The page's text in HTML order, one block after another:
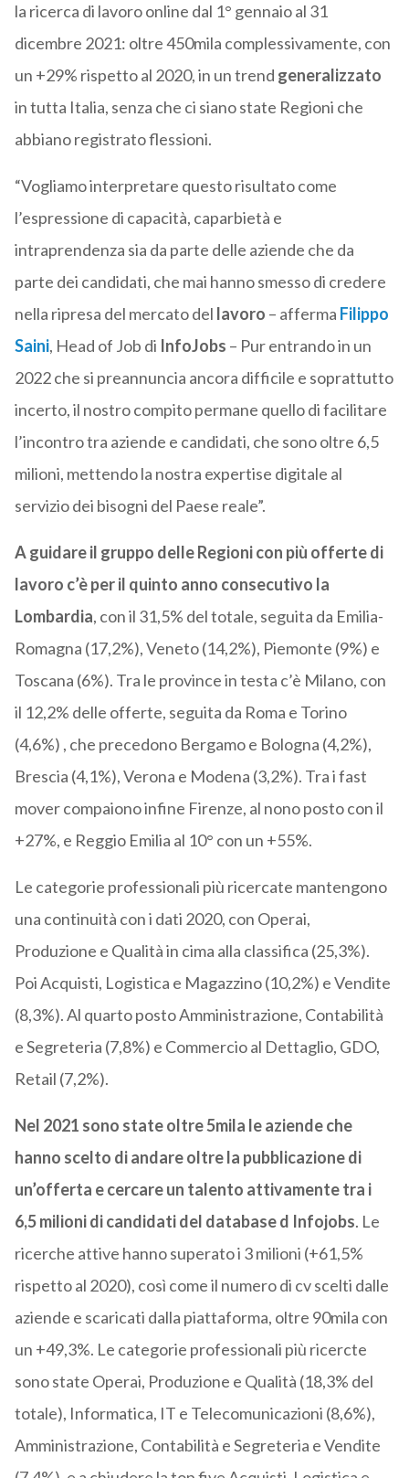
la ricerca di lavoro online dal 1° gennaio al 31
dicembre 2021: oltre 450mila complessivamente, con
un +29% rispetto al 2020, in un trend generalizzato
in tutta Italia, senza che ci siano state Regioni che
abbiano registrato flessioni.
“Vogliamo interpretare questo risultato come
l’espressione di capacità, caparbietà e
intraprendenza sia da parte delle aziende che da
parte dei candidati, che mai hanno smesso di credere
nella ripresa del mercato del lavoro – afferma Filippo
Saini, Head of Job di InfoJobs – Pur entrando in un
2022 che si preannuncia ancora difficile e soprattutto
incerto, il nostro compito permane quello di facilitare
l’incontro tra aziende e candidati, che sono oltre 6,5
milioni, mettendo la nostra expertise digitale al
servizio dei bisogni del Paese reale”.
A guidare il gruppo delle Regioni con più offerte di
lavoro c’è per il quinto anno consecutivo la
Lombardia, con il 31,5% del totale, seguita da Emilia-
Romagna (17,2%), Veneto (14,2%), Piemonte (9%) e
Toscana (6%). Tra le province in testa c’è Milano, con
il 12,2% delle offerte, seguita da Roma e Torino
(4,6%) , che precedono Bergamo e Bologna (4,2%),
Brescia (4,1%), Verona e Modena (3,2%). Tra i fast
mover compaiono infine Firenze, al nono posto con il
+27%, e Reggio Emilia al 10° con un +55%.
Le categorie professionali più ricercate mantengono
una continuità con i dati 2020, con Operai,
Produzione e Qualità in cima alla classifica (25,3%).
Poi Acquisti, Logistica e Magazzino (10,2%) e Vendite
(8,3%). Al quarto posto Amministrazione, Contabilità
e Segreteria (7,8%) e Commercio al Dettaglio, GDO,
Retail (7,2%).
Nel 2021 sono state oltre 5mila le aziende che
hanno scelto di andare oltre la pubblicazione di
un’offerta e cercare un talento attivamente tra i
6,5 milioni di candidati del database d Infojobs. Le
ricerche attive hanno superato i 3 milioni (+61,5%
rispetto al 2020), così come il numero di cv scelti dalle
aziende e scaricati dalla piattaforma, oltre 90mila con
un +49,3%. Le categorie professionali più ricercte
sono state Operai, Produzione e Qualità (18,3% del
totale), Informatica, IT e Telecomunicazioni (8,6%),
Amministrazione, Contabilità e Segreteria e Vendite